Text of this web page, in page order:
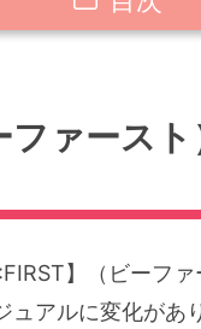
）デビュー時の
）身長が一番伸び
ファース
】（ビーフ
アルに変化があ